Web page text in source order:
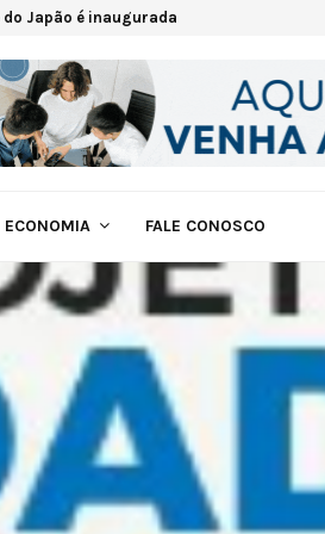
Japão é inaugurada
ECONOMIA FALE CONOSCO